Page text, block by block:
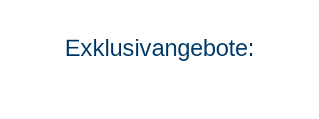
Exklusivangebote: